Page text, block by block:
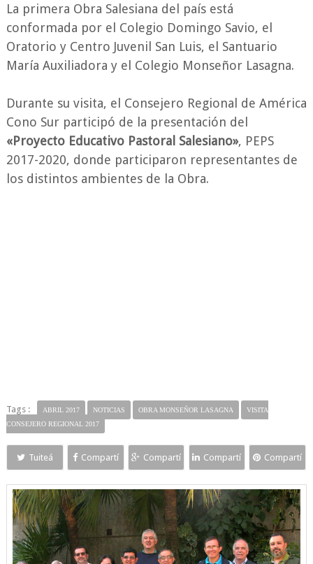
La primera Obra Salesiana del país está
conformada por el Colegio Domingo Savio, el
Oratorio y Centro Juvenil San Luis, el Santuario
María Auxiliadora y el Colegio Monseñor Lasagna.
Durante su visita, el Consejero Regional de América
Cono Sur participó de la presentación del
«Proyecto Educativo Pastoral Salesiano», PEPS
2017-2020, donde participaron representantes de
los distintos ambientes de la Obra.
Tags : ABRIL 2017 NOTICIAS OBRA MONSEÑOR LASAGNA
VISITA
CONSEJERO REGIONAL 2017
Tuiteá Compartí Compartí Compartí Compartí